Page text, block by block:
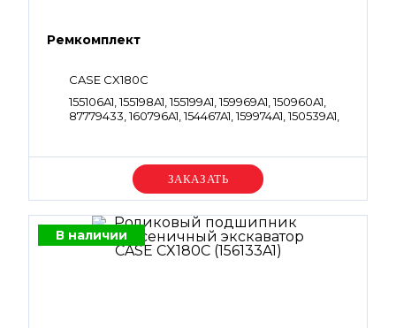
Ремкомплект
CASE CX180C
155106A1, 155198A1, 155199A1, 159969A1, 150960A1,
87779433, 160796A1, 154467A1, 159974A1, 150539A1,
Уточняйте цену
В наличии